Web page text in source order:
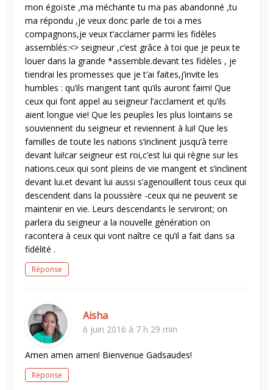
mon égoïste ,ma méchante tu ma pas abandonné ,tu
ma répondu ,je veux donc parle de toi a mes
compagnons,je veux t’acclamer parmi les fidèles
assemblés:<> seigneur ,c’est grâce à toi que je peux te
louer dans la grande *assemble.devant tes fidèles , je
tiendrai les promesses que je t’ai faites,j’invite les
humbles : qu’ils mangent tant qu’ils auront faim! Que
ceux qui font appel au seigneur l’acclament et qu’ils
aient longue vie! Que les peuples les plus lointains se
souviennent du seigneur et reviennent à lui! Que les
familles de toute les nations s’inclinent jusqu’à terre
devant lui!car seigneur est roi,c’est lui qui règne sur les
nations.ceux qui sont pleins de vie mangent et s’inclinent
devant lui.et devant lui aussi s’agenouillent tous ceux qui
descendent dans la poussière -ceux qui ne peuvent se
maintenir en vie. Leurs descendants le serviront; on
parlera du seigneur a la nouvelle génération on
racontera à ceux qui vont naître ce qu’il a fait dans sa
fidélité .
Réponse
Aisha
6 juin 2016 à 7 h 29 min
Amen amen amen! Bienvenue Gadsaudes!
Réponse